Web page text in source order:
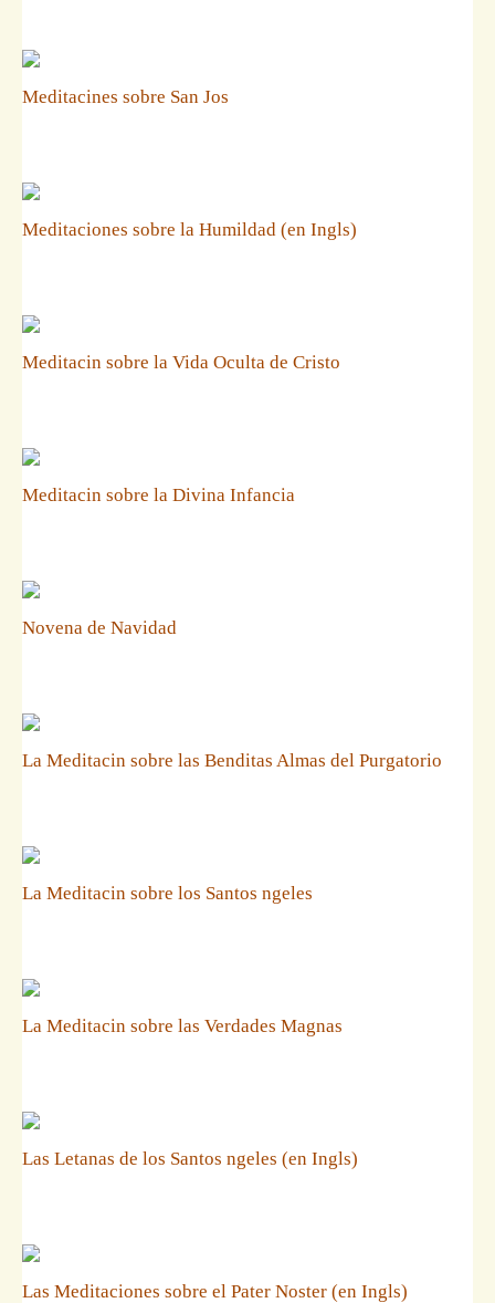
Meditacines sobre San Jos
Meditaciones sobre la Humildad (en Ingls)
Meditacin sobre la Vida Oculta de Cristo
Meditacin sobre la Divina Infancia
Novena de Navidad
La Meditacin sobre las Benditas Almas del Purgatorio
La Meditacin sobre los Santos ngeles
La Meditacin sobre las Verdades Magnas
Las Letanas de los Santos ngeles (en Ingls)
Las Meditaciones sobre el Pater Noster (en Ingls)